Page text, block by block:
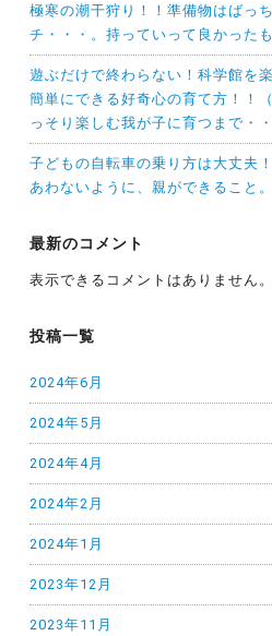
極寒の潮干狩り！！準備物はばっ
チ・・・。持っていって良かった
遊ぶだけで終わらない！科学館を
簡単にできる好奇心の育て方！！
っそり楽しむ我が子に育つまで・・
子どもの自転車の乗り方は大丈夫
あわないように、親ができること。
最新のコメント
表示できるコメントはありません。
投稿一覧
2024年6月
2024年5月
2024年4月
2024年2月
2024年1月
2023年12月
2023年11月